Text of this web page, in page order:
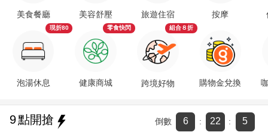
美食餐廳
泡湯休息
現折80
美容舒壓
健康商城
零食快閃
旅遊住宿
跨境好物
組合８折
按摩
購物金兌換
9點開搶 倒數 6 : 22 : 5